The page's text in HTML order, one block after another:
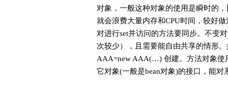
对象，一般这种对象的使用是瞬时的
就会浪费大量内存和CPU时间，较好
对进行set并访问的方法要同步。不变
次较少），且需要能自由共享的情形
AAA=new AAA(…) 创建。方法对象使
它对象(一般是bean对象)的接口，能